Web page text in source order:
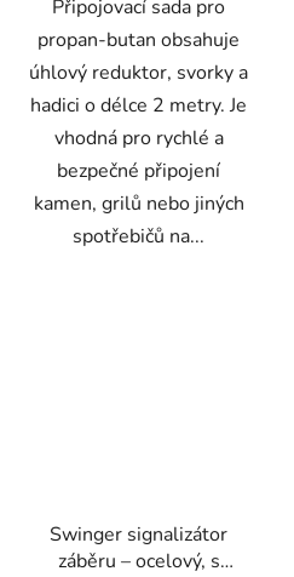
Připojovací sada pro
propan-butan obsahuje
úhlový reduktor, svorky a
hadici o délce 2 metry. Je
vhodná pro rychlé a
bezpečné připojení
kamen, grilů nebo jiných
spotřebičů na...
Swinger signalizátor
záběru – ocelový, s